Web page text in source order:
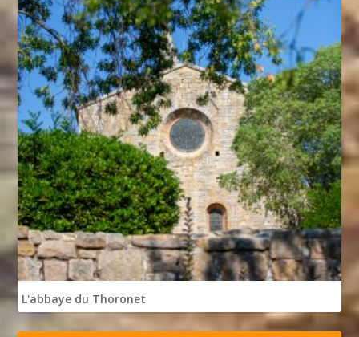
L'abbaye du Thoronet